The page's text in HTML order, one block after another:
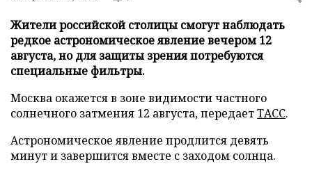
Жители российской столицы смогут наблюдать
редкое астрономическое явление вечером 12
августа, но для защиты зрения потребуются
специальные фильтры.
Москва окажется в зоне видимости частного
солнечного затмения 12 августа, передаетТАСС.
Астрономическое явление продлится девять
минут и завершится вместе с заходом солнца.